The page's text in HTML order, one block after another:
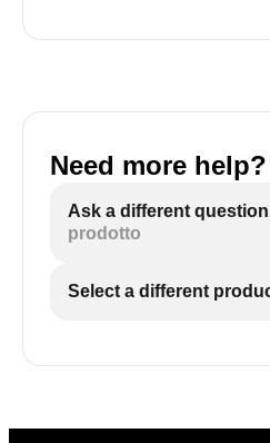
Need more help?
Ask a different question
prodotto
Select a different